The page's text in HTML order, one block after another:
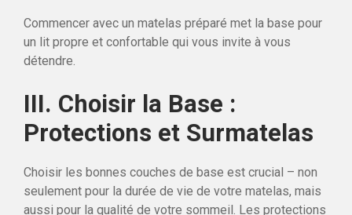
Commencer avec un matelas préparé met la base pour
un lit propre et confortable qui vous invite à vous
détendre.
III. Choisir la Base :
Protections et Surmatelas
Choisir les bonnes couches de base est crucial – non
seulement pour la durée de vie de votre matelas, mais
aussi pour la qualité de votre sommeil. Les protections